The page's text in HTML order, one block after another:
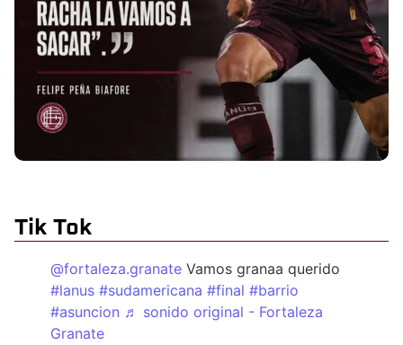
Tik Tok
@fortaleza.granate Vamos granaa querido
#lanus #sudamericana #final #barrio
#asuncion ♬ sonido original - Fortaleza
Granate